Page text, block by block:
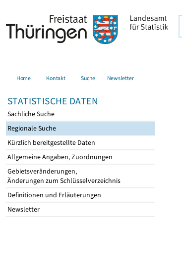
Home Kontakt Suche Newsletter
STATISTISCHE DATEN
Sachliche Suche
Regionale Suche
Kürzlich bereitgestellte Daten
Allgemeine Angaben, Zuordnungen
Gebietsveränderungen,
Änderungen zum Schlüsselverzeichnis
Definitionen und Erläuterungen
Newsletter